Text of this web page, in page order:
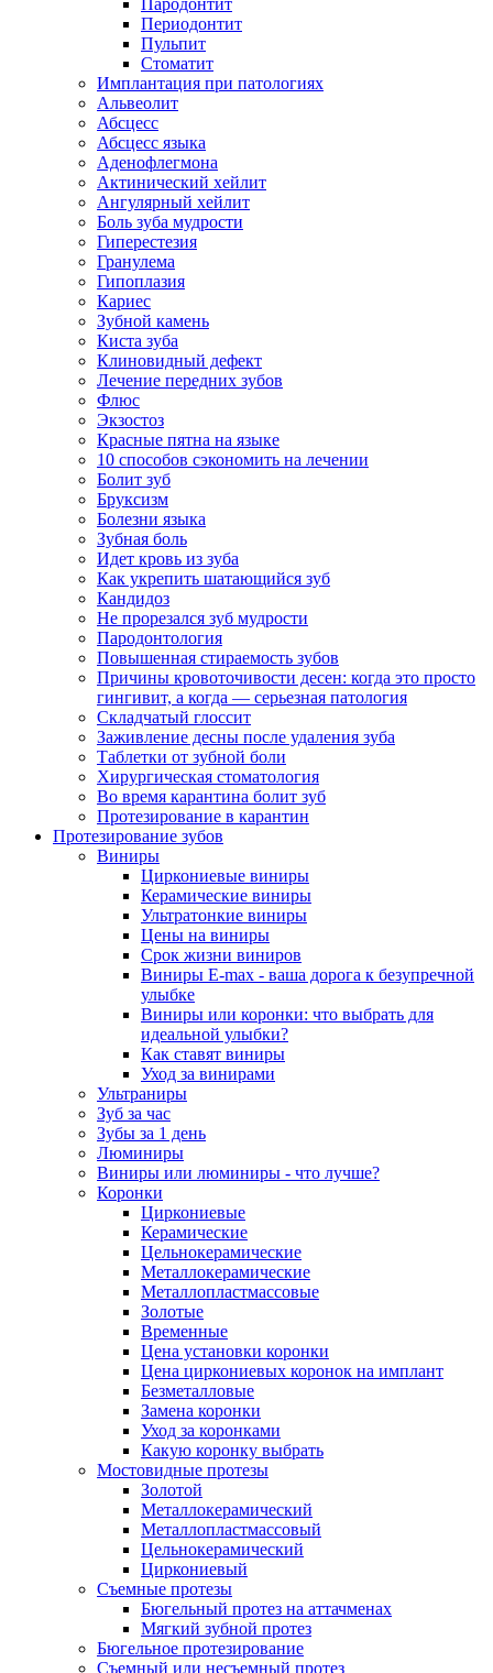
Пародонтит
Периодонтит
Пульпит
Стоматит
Имплантация при патологиях
Альвеолит
Абсцесс
Абсцесс языка
Аденофлегмона
Актинический хейлит
Ангулярный хейлит
Боль зуба мудрости
Гиперестезия
Гранулема
Гипоплазия
Кариес
Зубной камень
Киста зуба
Клиновидный дефект
Лечение передних зубов
Флюс
Экзостоз
Красные пятна на языке
10 способов сэкономить на лечении
Болит зуб
Бруксизм
Болезни языка
Зубная боль
Идет кровь из зуба
Как укрепить шатающийся зуб
Кандидоз
Не прорезался зуб мудрости
Пародонтология
Повышенная стираемость зубов
Причины кровоточивости десен: когда это просто
гингивит, а когда — серьезная патология
Складчатый глоссит
Заживление десны после удаления зуба
Таблетки от зубной боли
Хирургическая стоматология
Во время карантина болит зуб
Протезирование в карантин
Протезирование зубов
Виниры
Циркониевые виниры
Керамические виниры
Ультратонкие виниры
Цены на виниры
Срок жизни виниров
Виниры E-max - ваша дорога к безупречной
улыбке
Виниры или коронки: что выбрать для
идеальной улыбки?
Как ставят виниры
Уход за винирами
Ультраниры
Зуб за час
Зубы за 1 день
Люминиры
Виниры или люминиры - что лучше?
Коронки
Циркониевые
Керамические
Цельнокерамические
Металлокерамические
Металлопластмассовые
Золотые
Временные
Цена установки коронки
Цена циркониевых коронок на имплант
Безметалловые
Замена коронки
Уход за коронками
Какую коронку выбрать
Мостовидные протезы
Золотой
Металлокерамический
Металлопластмассовый
Цельнокерамический
Циркониевый
Съемные протезы
Бюгельный протез на аттачменах
Мягкий зубной протез
Бюгельное протезирование
Съемный или несъемный протез